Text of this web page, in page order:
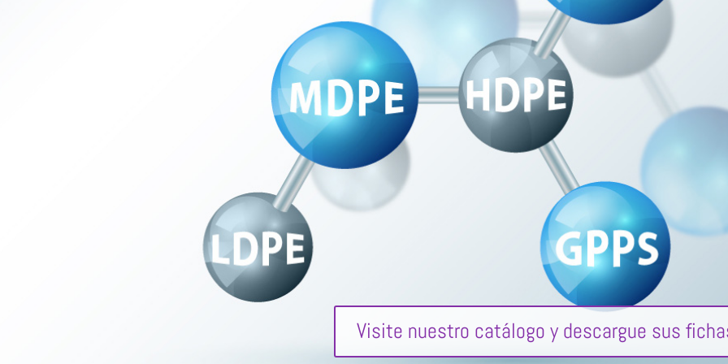
Visite nuestro catálogo y descargue sus